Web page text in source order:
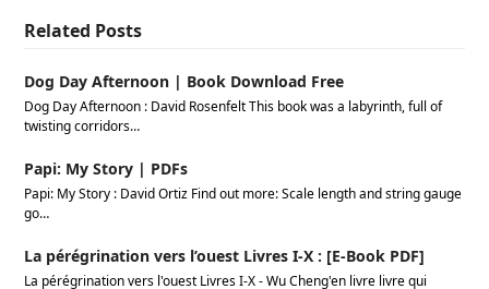
Related Posts
Dog Day Afternoon | Book Download Free
Dog Day Afternoon : David Rosenfelt This book was a labyrinth, full of
twisting corridors…
Papi: My Story | PDFs
Papi: My Story : David Ortiz Find out more: Scale length and string gauge
go…
La pérégrination vers l’ouest Livres I-X : [E-Book PDF]
La pérégrination vers l'ouest Livres I-X - Wu Cheng'en livre livre qui